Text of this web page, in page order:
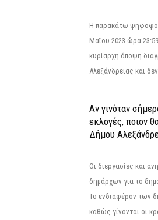
Η παρακάτω
Μαϊου 2023 ώρα
κυρίαρχη άποψη
Αλεξάνδρειας και
Αν γινόταν
εκλογές, ποιον
Δήμου
Οι διεργασίες και
δημάρχων για το
Το ενδιαφέρον των
καθώς γίνονται οι